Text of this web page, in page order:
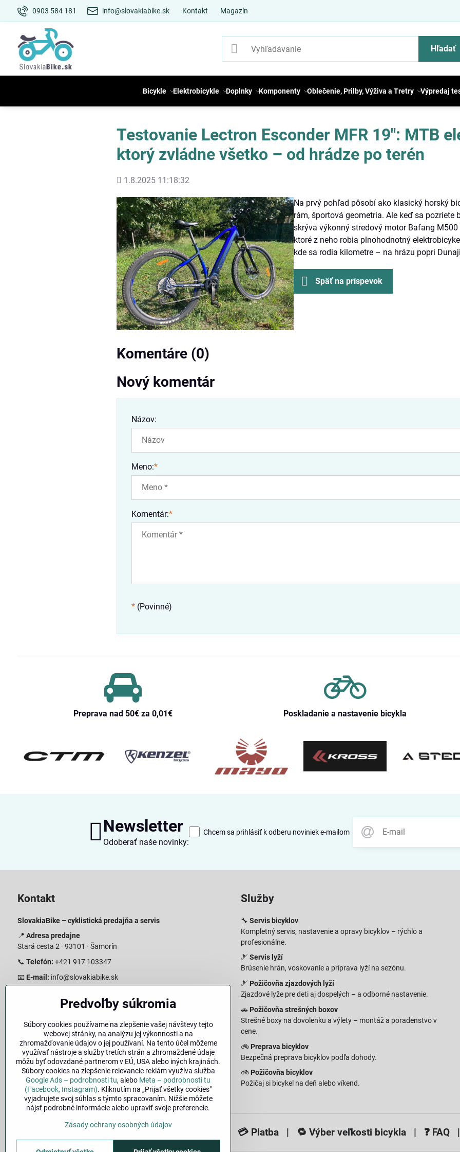
0903 584 181 info@slovakiabike.sk Kontakt Magazín
Hľadať
Bicykle Elektrobicykle Doplnky Komponenty Oblečenie, Prilby, Výživa a Tretry Výpredaj
Testovanie Lectron Esconder MFR 19″: MTB
ktorý zvládne všetko – od hrádze po terén
Pridané
1.8.2025 11:18:32
Na prvý pohľad pôsobí ako klasický horský
rám, športová geometria. Ale keď sa pozriete
skrýva výkonný stredový motor Bafang
ktoré z neho robia plnohodnotný
kde sa rodia kilometre – na hrázu popri
Späť na príspevok
Komentáre (0)
Nový komentár
Názov:
Meno:*
Komentár:*
*(Povinné)
Preprava nad 50€ za 0,01€ Poskladanie a nastavenie bicykla
Newsletter
Odoberať naše novinky:
Chcem sa prihlásiť k odberu noviniek e-mailom
Kontakt
SlovakiaBike – cyklistická predajňa a servis
📍 Adresa predajne
Stará cesta 2 · 93101 · Šamorín
📞 Telefón: +421 917 103347
📧 E-mail: info@slovakiabike.sk
Pondelok–Piatok: 08:00–17:00 Streda 08:00-16:00
Nedeľa: Zatvorené
👉Zobraziť predajňu na mape(Google Maps trasa)
Služby
🔧 Servis bicyklov
Kompletný servis, nastavenie a opravy bicyklov – rýchlo a
profesionálne.
🎿 Servis lyží
Brúsenie hrán, voskovanie a príprava lyží na sezónu.
🎿 Požičovňa zjazdových lyží
Zjazdové lyže pre deti aj dospelých – a odborné nastavenie.
🚗 Požičovňa strešných boxov
Strešné boxy na dovolenku a výlety – montáž a poradenstvo v
cene.
🚲 Preprava bicyklov
Bezpečná preprava bicyklov podľa dohody.
🚲 Požičovňa bicyklov
Požičaj si bicykel na deň alebo víkend.
| 💳 Platba | 🔁Výber veľkosti bicykla | ❓ FAQ
Predvoľby súkromia
Súbory cookies používame na zlepšenie vašej návštevy tejto
webovej stránky, na analýzu jej výkonnosti a na
zhromažďovanie údajov o jej používaní. Na tento účel môžeme
využívať nástroje a služby tretích strán a zhromaždené údaje
môžu byť odovzdané partnerom v EÚ, USA alebo iných krajinách.
Súbory cookies na zlepšenie relevancie reklám využíva služba
Google Ads – podrobnosti tu, alebo Meta – podrobnosti tu
(Facebook, Instagram). Kliknutím na „Prijať všetky cookies"
vyjadrujete svoj súhlas s týmto spracovaním. Nižšie môžete
nájsť podrobné informácie alebo upraviť svoje preferencie.
Zásady ochrany osobných údajov